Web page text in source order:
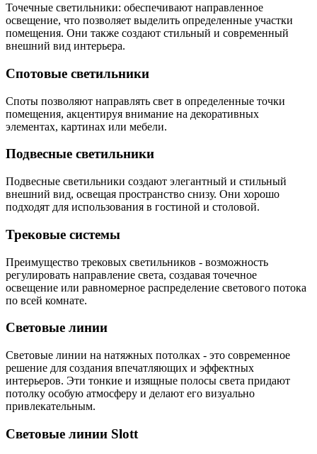
Точечные светильники: обеспечивают направленное
освещение, что позволяет выделить определенные участки
помещения. Они также создают стильный и современный
внешний вид интерьера.
Спотовые светильники
Споты позволяют направлять свет в определенные точки
помещения, акцентируя внимание на декоративных
элементах, картинах или мебели.
Подвесные светильники
Подвесные светильники создают элегантный и стильный
внешний вид, освещая пространство снизу. Они хорошо
подходят для использования в гостиной и столовой.
Трековые системы
Преимущество трековых светильников - возможность
регулировать направление света, создавая точечное
освещение или равномерное распределение светового потока
по всей комнате.
Световые линии
Световые линии на натяжных потолках - это современное
решение для создания впечатляющих и эффектных
интерьеров. Эти тонкие и изящные полосы света придают
потолку особую атмосферу и делают его визуально
привлекательным.
Световые линии Slott